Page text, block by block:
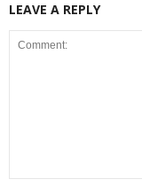
LEAVE A REPLY